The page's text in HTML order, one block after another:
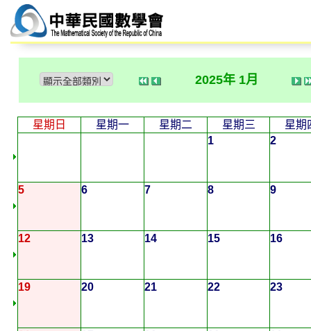
2025年 1月
星期日 星期一 星期二 星期三
星期
1
2
5 6 7 8 9
12 13 14 15 16
19 20 21 22 23